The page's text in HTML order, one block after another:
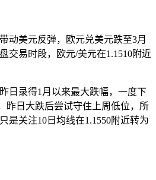
动美元反弹，欧元兑美元跌至3月
交易时段，欧元/美元在1.1510附近
日录得1月以来最大跌幅，一度下
昨日大跌后尝试守住上周低位，所
是关注10日均线在1.1550附近转为